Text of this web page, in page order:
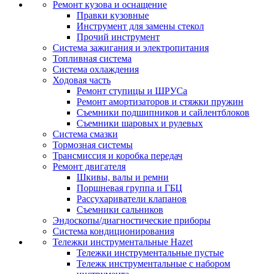
Ремонт кузова и оснащение
Правки кузовные
Инструмент для замены стекол
Прочий инструмент
Система зажигания и электропитания
Топливная система
Система охлаждения
Ходовая часть
Ремонт ступицы и ШРУСа
Ремонт амортизаторов и стяжки пружин
Съемники подшипников и сайлентблоков
Съемники шаровых и рулевых
Система смазки
Тормозная системы
Трансмиссия и коробка передач
Ремонт двигателя
Шкивы, валы и ремни
Поршневая группа и ГБЦ
Рассухариватели клапанов
Съемники сальников
Эндоскопы/диагностические приборы
Система кондиционирования
Тележки инструментальные Hazet
Тележки инструментальные пустые
Тележк инструментальные с набором